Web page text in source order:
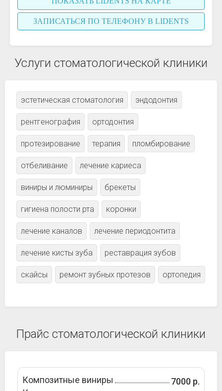
ЗАПИСАТЬСЯ ПО ТЕЛЕФОНУ В LIDENTS
Услуги стоматологической клиники
эстетическая стоматология эндодонтия
рентгенография ортодонтия
протезирование терапия пломбирование
отбеливание лечение кариеса
виниры и люминиры брекеты
гигиена полости рта коронки
лечение каналов лечение периодонтита
лечение кисты зуба реставрация зубов
скайсы ремонт зубных протезов ортопедия
Прайс стоматологической клиники
Композитные виниры
7000 р.